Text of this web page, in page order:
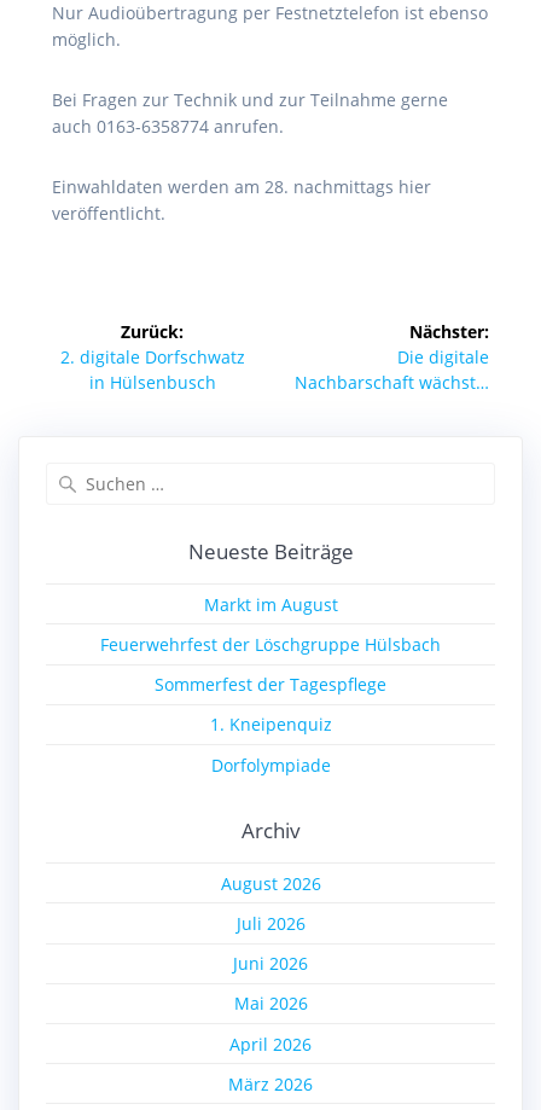
Nur Audioübertragung per Festnetztelefon ist ebenso
möglich.
Bei Fragen zur Technik und zur Teilnahme gerne
auch 0163-6358774 anrufen.
Einwahldaten werden am 28. nachmittags hier
veröffentlicht.
Beitragsnavigation
Zurück:
Vorheriger
Beitrag:
2. digitale Dorfschwatz
in Hülsenbusch
Nächster:
Nächster
Beitrag:
Die digitale
Nachbarschaft wächst…
Neueste Beiträge
Markt im August
Feuerwehrfest der Löschgruppe Hülsbach
Sommerfest der Tagespflege
1. Kneipenquiz
Dorfolympiade
Archiv
August 2026
Juli 2026
Juni 2026
Mai 2026
April 2026
März 2026